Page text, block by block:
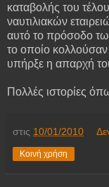
καταβολής του
ναυτιλιακών
αυτό το πρόσοδο
το οποίο κολλούσαν
υπήρξε η απαρχή
Πολλές ιστορίες
στις 10/01/2010
Κοινή χρήση